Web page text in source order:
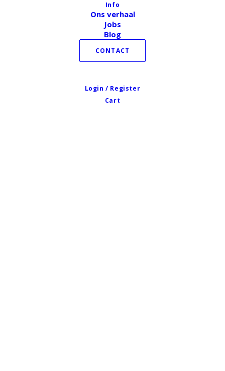
Info
Ons verhaal
Jobs
Blog
CONTACT
Login / Register
Cart